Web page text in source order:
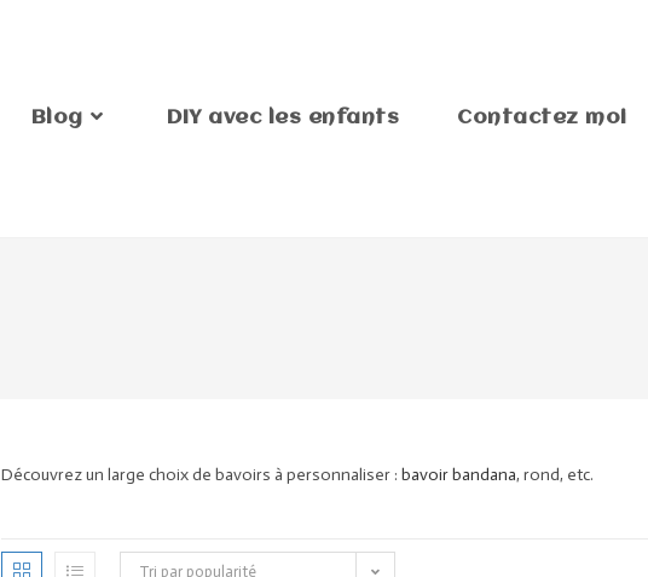
Blog DIY avec les enfants Contactez moi
Découvrez un large choix de bavoirs à personnaliser : bavoir bandana, rond, etc.
Tri par popularité